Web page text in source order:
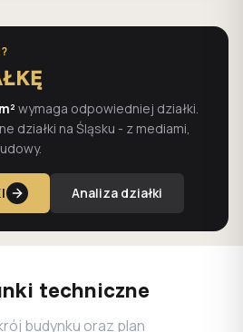
wymaga odpowiedniej działki.
działki na Śląsku - z mediami,
Analiza działki
techniczne
budynku oraz plan